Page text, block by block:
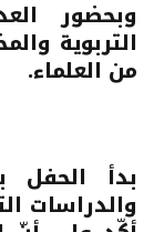
وبحضور
التربوية
من العلماء.
بدأ الحفل
والدراسات